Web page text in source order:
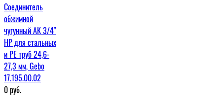
Соединитель
обжимной
чугунный AK 3/4"
НР для стальных
и PE труб 24,6-
27,3 мм, Gebo
17.195.00.02
0руб.